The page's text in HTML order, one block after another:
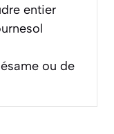
entier
ou de